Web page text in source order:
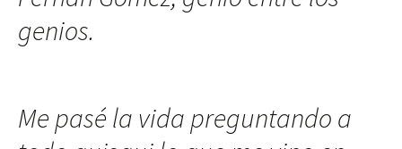
genios.
Me pasé la vida preguntando a